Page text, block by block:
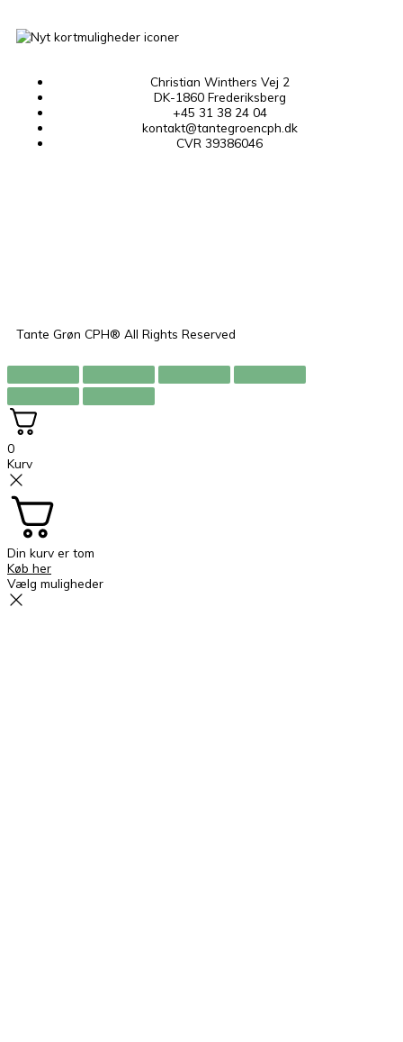
Christian Winthers Vej 2
DK-1860 Frederiksberg
+45 31 38 24 04
kontakt@tantegroencph.dk
CVR 39386046
e
b
k
t
a
m
Tante Grøn CPH® All Rights Reserved
0
Kurv
Din kurv er tom
Køb her
Vælg muligheder